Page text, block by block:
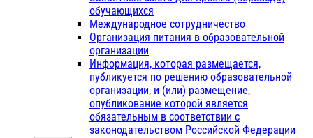
обучающихся
Международное сотрудничество
Организация питания в образовательной
организации
Информация, которая размещается,
публикуется по решению образовательной
организации, и (или) размещение,
опубликование которой является
обязательным в соответствии с
законодательством Российской Федерации